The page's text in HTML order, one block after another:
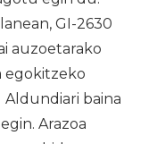
GI-2630
auzoetarako
egokitzeko
baina
Arazoa